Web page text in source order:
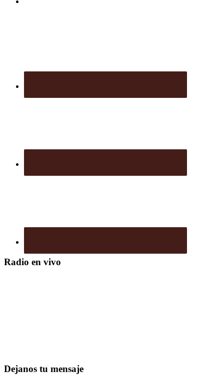
Radio en vivo
Dejanos tu mensaje